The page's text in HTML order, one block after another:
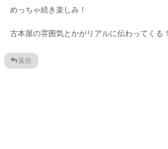
めっちゃ続き楽しみ！
古本屋の雰囲気とかがリアルに伝わってくる！
返信